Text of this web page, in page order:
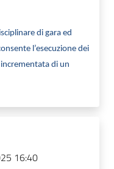
di gara ed
l’esecuzione dei
di un
16:40